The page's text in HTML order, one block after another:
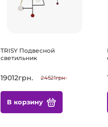
TRISY Подвесной
светильник
19012грн. 24521грн.
В корзину